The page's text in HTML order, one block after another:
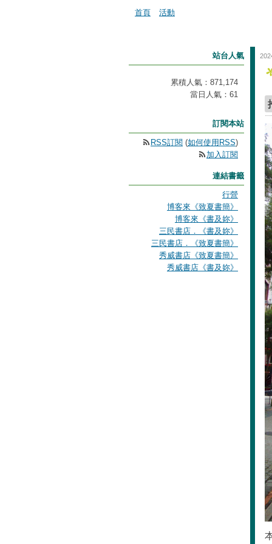
首頁 活動
站台人氣
累積人氣： 871,174
當日人氣： 61
訂閱本站
RSS訂閱 (如何使用RSS)
加入訂閱
連結書籤
行營
博客來《致夏書簡》
博客來《書及妳》
三民書店．《書及妳》
三民書店．《致夏書簡》
秀威書店《致夏書簡》
秀威書店《書及妳》